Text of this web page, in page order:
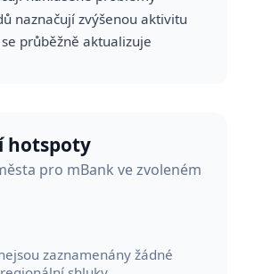
naznačují zvýšenou aktivitu
průběžně aktualizuje
hotspoty
pro mBank ve zvoleném
zaznamenány žádné